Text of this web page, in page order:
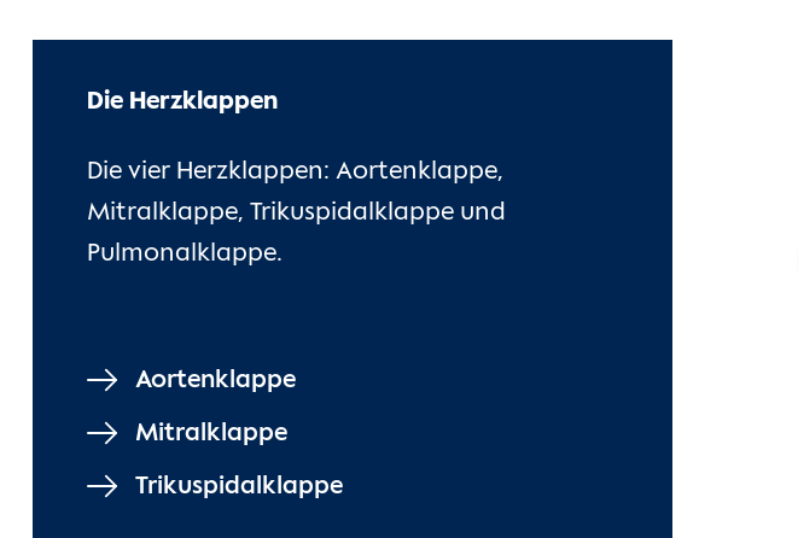
Die Herzklappen
Die vier Herzklappen: Aortenklappe,
Mitralklappe, Trikuspidalklappe und
Pulmonalklappe.
Aortenklappe
Mitralklappe
Trikuspidalklappe